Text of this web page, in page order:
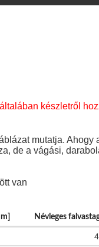
készletről
mutatja.
de a vágási,
van
Névleges
4